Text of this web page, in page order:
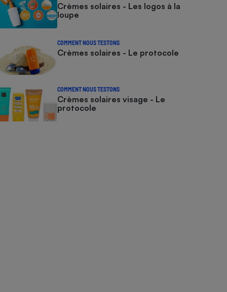
Crèmes solaires - Les logos à la
loupe
COMMENT NOUS TESTONS
Crèmes solaires - Le protocole
COMMENT NOUS TESTONS
Crèmes solaires visage - Le
protocole